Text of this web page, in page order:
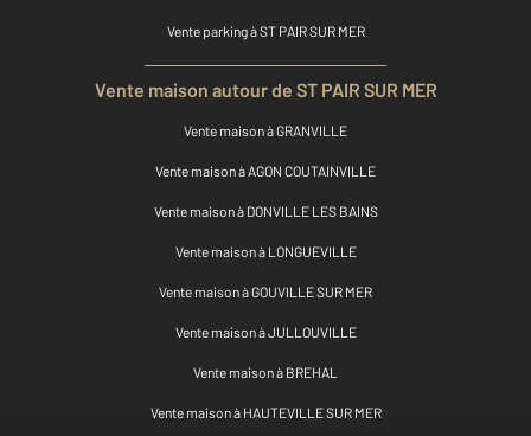
Vente parking à ST PAIR SUR MER
Vente maison autour de ST PAIR SUR MER
Vente maison à GRANVILLE
Vente maison à AGON COUTAINVILLE
Vente maison à DONVILLE LES BAINS
Vente maison à LONGUEVILLE
Vente maison à GOUVILLE SUR MER
Vente maison à JULLOUVILLE
Vente maison à BREHAL
Vente maison à HAUTEVILLE SUR MER